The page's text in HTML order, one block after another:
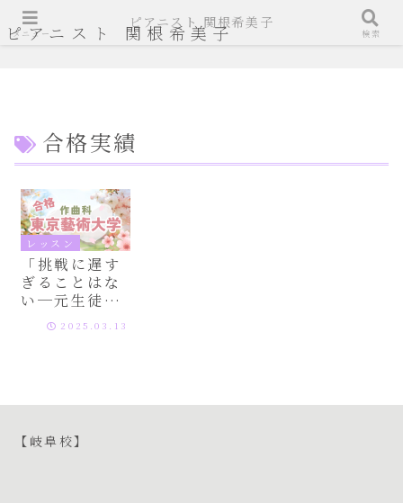
ピアニスト 関根希美子
合格実績
レッスン
「挑戦に遅す
ぎることはな
い─元生徒・
水谷裕樹さ
ん、東京藝術
2025.03.13
【岐阜校】
メニュー
ピアニスト 関根希美子
検索